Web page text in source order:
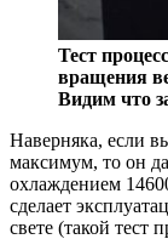
Тест
вращения
Видим что
Наверняка, если
максимум, то он
охлаждением
сделает
свете (такой тест